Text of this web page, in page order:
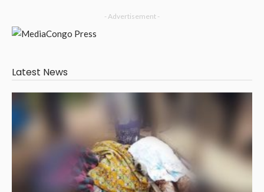
- Advertisement -
Latest News